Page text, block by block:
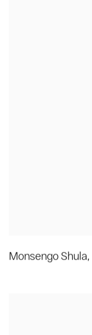
Monsengo Shula,